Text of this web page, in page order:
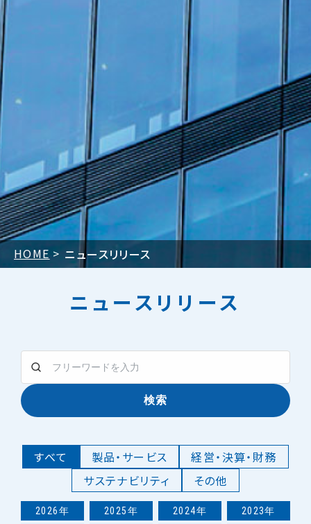
HOME ニュースリリース
ニュースリリース
検索
すべて 製品・サービス
経営・決算・財務
サステナビリティ
その他
2026年 2025年 2024年 2023年